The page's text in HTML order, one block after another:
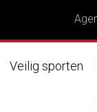
Veilig sporten